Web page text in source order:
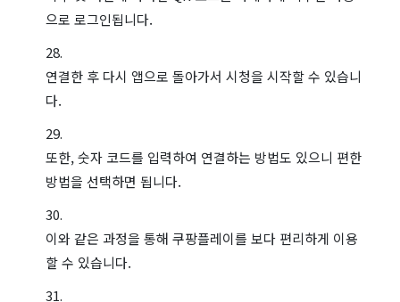
으로 로그인됩니다.
연결한 후 다시 앱으로 돌아가서 시청을 시작할 수 있습니
다.
또한, 숫자 코드를 입력하여 연결하는 방법도 있으니 편한
방법을 선택하면 됩니다.
이와 같은 과정을 통해 쿠팡플레이를 보다 편리하게 이용
할 수 있습니다.